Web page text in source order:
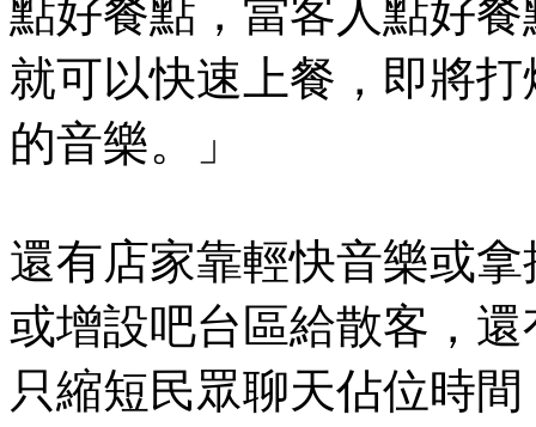
點好餐點，當客人點好
就可以快速上餐，即將
的音樂。」
還有店家靠輕快音樂或
或增設吧台區給散客，
只縮短民眾聊天佔位時